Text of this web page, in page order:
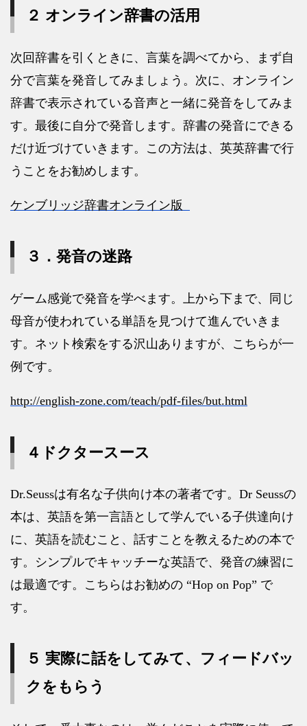
２ オンライン辞書の活用
次回辞書を引くときに、言葉を調べてから、まず自
分で言葉を発音してみましょう。次に、オンライン
辞書で表示されている音声と一緒に発音をしてみま
す。最後に自分で発音します。辞書の発音にできる
だけ近づけていきます。この方法は、英英辞書で行
うことをお勧めします。
ケンブリッジ辞書オンライン版
３．発音の迷路
ゲーム感覚で発音を学べます。上から下まで、同じ
母音が使われている単語を見つけて進んでいきま
す。ネット検索をする沢山ありますが、こちらが一
例です。
http://english-zone.com/teach/pdf-files/but.html
４ドクタースース
Dr.Seussは有名な子供向け本の著者です。 Dr Seussの
本は、英語を第一言語として学んでいる子供達向け
に、英語を読むこと、話すことを教えるための本で
す。シンプルでキャッチーな英語で、発音の練習に
は最適です。こちらはお勧めの “Hop on Pop” で
す。
５ 実際に話をしてみて、フィードバッ
クをもらう